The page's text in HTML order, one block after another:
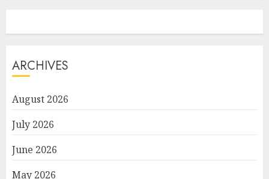
ARCHIVES
August 2026
July 2026
June 2026
May 2026